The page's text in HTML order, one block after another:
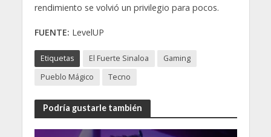
rendimiento se volvió un privilegio para pocos.
FUENTE: LevelUP
Etiquetas El Fuerte Sinaloa
Gaming
Pueblo Mágico
Tecno
Podría gustarle también